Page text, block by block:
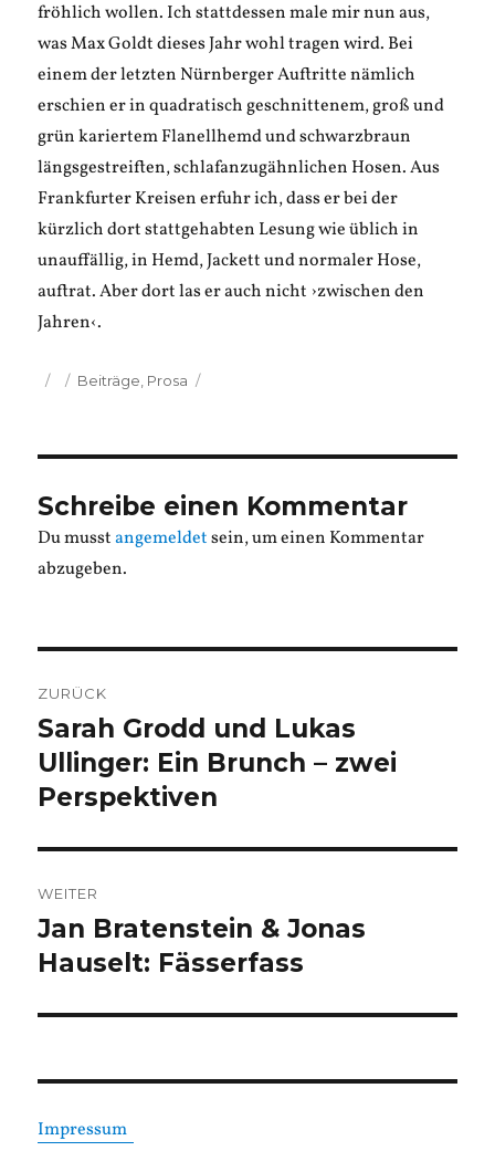
fröhlich wollen. Ich stattdessen male mir nun aus,
was Max Goldt dieses Jahr wohl tragen wird. Bei
einem der letzten Nürnberger Auftritte nämlich
erschien er in quadratisch geschnittenem, groß und
grün kariertem Flanellhemd und schwarzbraun
längsgestreiften, schlafanzugähnlichen Hosen. Aus
Frankfurter Kreisen erfuhr ich, dass er bei der
kürzlich dort stattgehabten Lesung wie üblich in
unauffällig, in Hemd, Jackett und normaler Hose,
auftrat. Aber dort las er auch nicht ›zwischen den
Jahren‹.
Veröffentlicht
Kategorien
Beiträge Prosa
Schreibe einen Kommentar
Du musstangemeldetsein, um einen Kommentar
abzugeben.
ZURÜCK
Vorheriger
Beitrag:
Sarah Grodd und Lukas
Ullinger: Ein Brunch – zwei
Perspektiven
WEITER
Nächster
Beitrag:
Jan Bratenstein & Jonas
Hauselt: Fässerfass
Impressum